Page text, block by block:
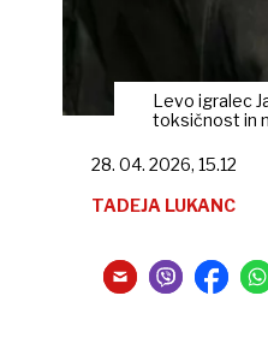
Levo igralec
toksičnost in
28. 04. 2026, 15.12
TADEJA LUKANC